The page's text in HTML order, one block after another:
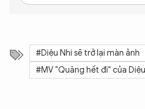
#Diệu Nhi sẽ trở lại màn ảnh
#MV "Quăng hết đi" của
XIN CHÀO,